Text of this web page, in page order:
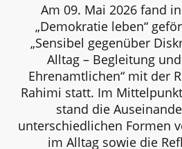
Am 09. Mai 2026 fand
„Demokratie leben“
„Sensibel gegenüber
Alltag – Begleitung
Ehrenamtlichen“ mit der
Rahimi statt. Im
stand die
unterschiedlichen Formen
im Alltag sowie die